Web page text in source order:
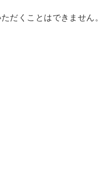
だくことはできません。